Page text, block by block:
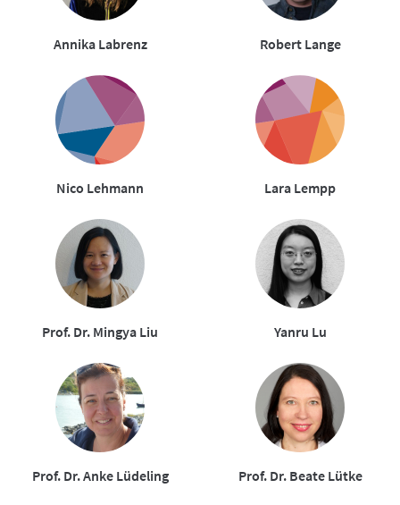
Annika Labrenz Robert Lange
Nico Lehmann Lara Lempp
Prof. Dr. Mingya Liu Yanru Lu
Prof. Dr. Anke Lüdeling Prof. Dr. Beate Lütke